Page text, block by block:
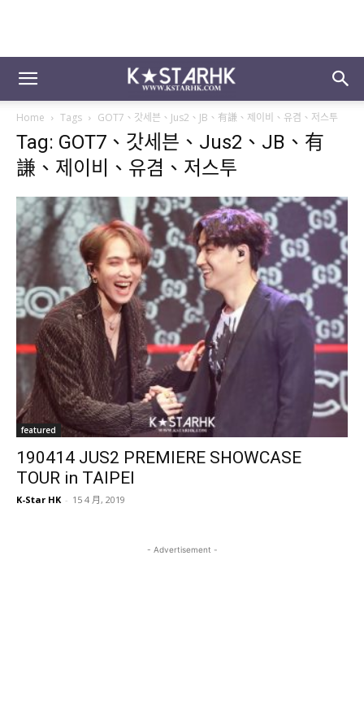
Home Tags GOT7、갓세븐、Jus2、JB、有謙、제이비、유겸、저스투
Tag: GOT7、갓세븐、Jus2、JB、有
謙、제이비、유겸、저스투
featured
190414 JUS2 PREMIERE SHOWCASE
TOUR in TAIPEI
K-Star HK - 15 4 月, 2019
- Advertisement -